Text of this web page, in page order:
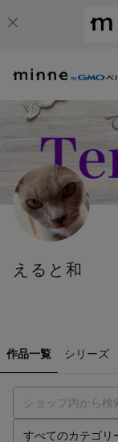
えると和
作品一覧 シリーズ